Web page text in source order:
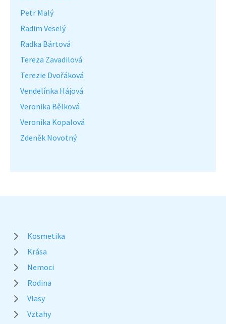
Petr Malý
Radim Veselý
Radka Bártová
Tereza Zavadilová
Terezie Dvořáková
Vendelínka Hájová
Veronika Bělková
Veronika Kopalová
Zdeněk Novotný
Kosmetika
Krása
Nemoci
Rodina
Vlasy
Vztahy